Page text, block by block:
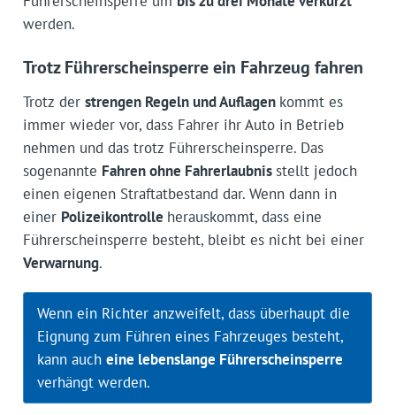
werden.
Trotz Führerscheinsperre ein Fahrzeug fahren
Trotz der strengen Regeln und Auflagen kommt es
immer wieder vor, dass Fahrer ihr Auto in Betrieb
nehmen und das trotz Führerscheinsperre. Das
sogenannte Fahren ohne Fahrerlaubnisstellt jedoch
einen eigenen Straftatbestand dar. Wenn dann in
einer Polizeikontrolle herauskommt, dass eine
Führerscheinsperre besteht, bleibt es nicht bei einer
Verwarnung.
Wenn ein Richter anzweifelt, dass überhaupt die
Eignung zum Führen eines Fahrzeuges besteht,
kann auch eine lebenslange Führerscheinsperre
verhängt werden.